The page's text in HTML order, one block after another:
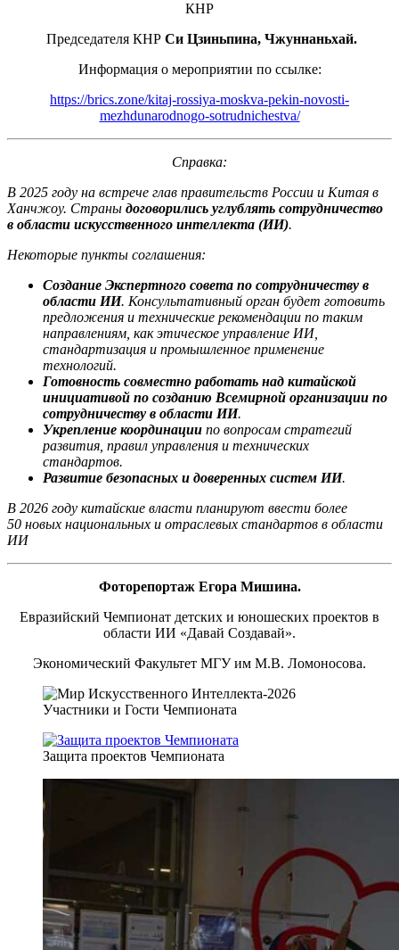
КНР
Председателя КНР Си Цзиньпина, Чжуннаньхай.
Информация о мероприятии по ссылке:
https://brics.zone/kitaj-rossiya-moskva-pekin-novosti-
mezhdunarodnogo-sotrudnichestva/
Справка:
В 2025 году на встрече глав правительств России и Китая в
Ханчжоу. Страны договорились углублять сотрудничество
в области искусственного интеллекта (ИИ).
Некоторые пункты соглашения:
Создание Экспертного совета по сотрудничеству в
области ИИ. Консультативный орган будет готовить
предложения и технические рекомендации по таким
направлениям, как этическое управление ИИ,
стандартизация и промышленное применение
технологий.
Готовность совместно работать над китайской
инициативой по созданию Всемирной организации по
сотрудничеству в области ИИ.
Укрепление координации по вопросам стратегий
развития, правил управления и технических
стандартов.
Развитие безопасных и доверенных систем ИИ.
В 2026 году китайские власти планируют ввести более
50 новых национальных и отраслевых стандартов в области
ИИ
Фоторепортаж Егора Мишина.
Евразийский Чемпионат детских и юношеских проектов в
области ИИ «Давай Создавай».
Экономический Факультет МГУ им М.В. Ломоносова.
Участники и Гости Чемпионата
Защита проектов Чемпионата